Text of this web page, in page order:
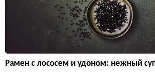
Рамен с лососем и удоном: нежный